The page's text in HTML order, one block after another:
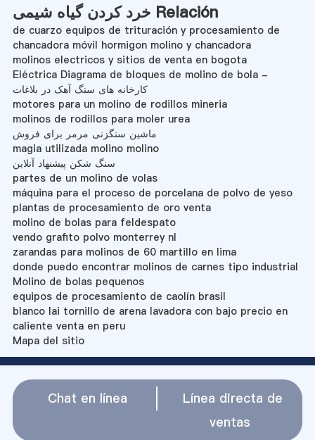
خرد کردن گیاه شیمی Relación
de cuarzo equipos de trituración y procesamiento de
chancadora móvil hormigon molino y chancadora
molinos electricos y sitios de venta en bogota
Eléctrica Diagrama de bloques de molino de bola -
کارخانه های سنگ آهک در بلاغات
motores para un molino de rodillos mineria
molinos de rodillos para moler urea
ماشین سنگزنی مرمر برای فروش
magia utilizada molino molino
سنگ شکن پیشنهاد آنلاین
partes de un molino de volas
máquina para el proceso de porcelana de polvo de yeso
plantas de procesamiento de oro venta
molino de bolas para feldespato
vendo grafito polvo monterrey nl
zarandas para molinos de 60 martillo en lima
donde puedo encontrar molinos de carnes tipo industrial
Molino de bolas pequenos
equipos de procesamiento de caolín brasil
blanco lai tornillo de arena lavadora con bajo precio en
caliente venta en peru
Mapa del sitio
Chat en línea
Línea directa de
ventas